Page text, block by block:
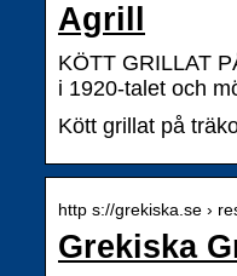
Agrill
KÖTT GRILLAT
i 1920-talet och
Kött grillat på
http s://grekiska.se ›
Grekiska